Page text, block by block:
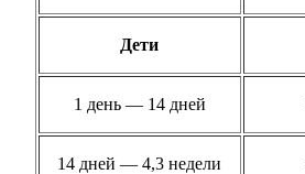
Дети
1 день — 14 дней
14 дней — 4,3 недели